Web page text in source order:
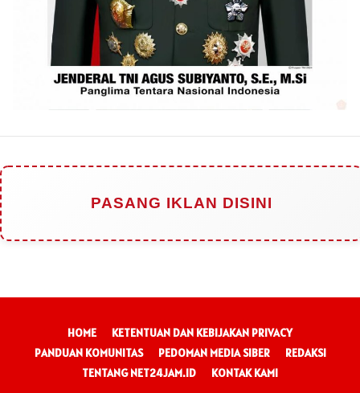
PASANG IKLAN DISINI
HOME
KETENTUAN DAN KEBIJAKAN PRIVACY
PANDUAN KOMUNITAS
PEDOMAN MEDIA SIBER
REDAKSI
TENTANG NET24JAM.ID
KONTAK KAMI